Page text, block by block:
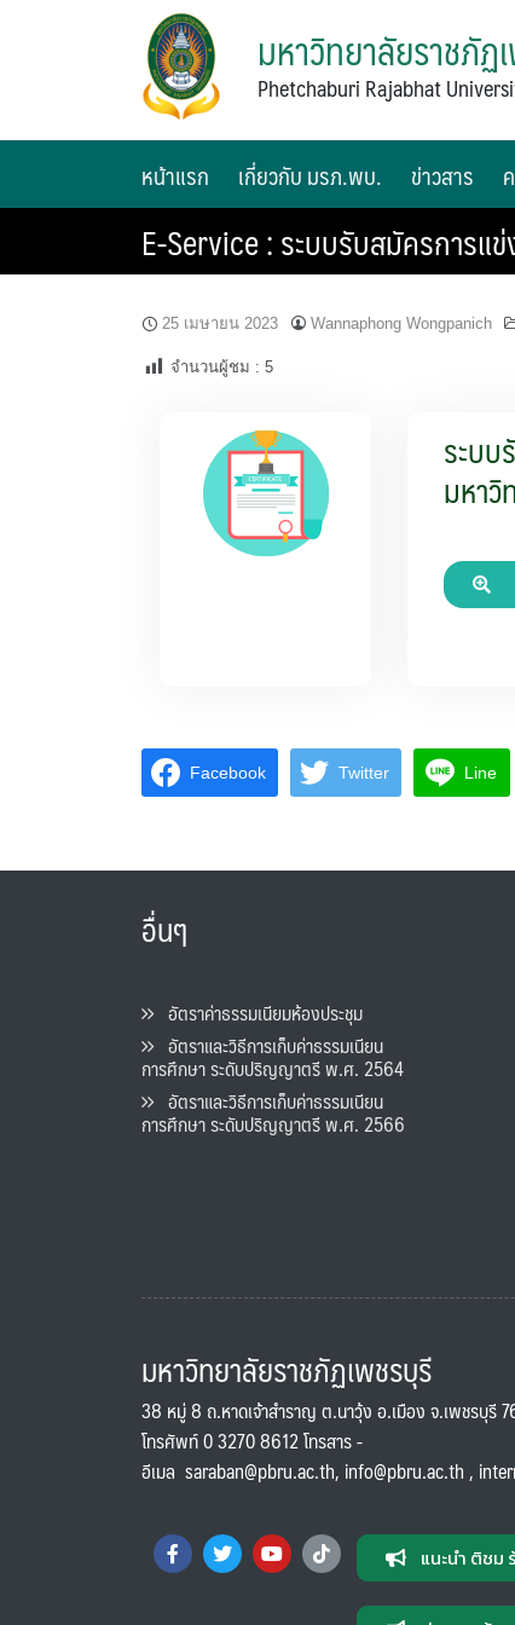
มหาวิทยาลัยราชภัฏ
Phetchaburi Rajabhat
หน้าแรก เกี่ยวกับ มรภ.พบ. ข่าวสาร
E-Service : ระบบรับสมัครการแ
25 เมษายน 2023 Wannaphong Wongpanich
จำนวนผู้ชม : 5
ระบ
มหาวิ
Facebook Twitter Line
อื่นๆ
อัตราค่าธรรมเนียมห้องประชุม
อัตราและวิธีการเก็บค่าธรรมเนียน
การศึกษา ระดับปริญญาตรี พ.ศ. 2564
อัตราและวิธีการเก็บค่าธรรมเนียน
การศึกษา ระดับปริญญาตรี พ.ศ. 2566
มหาวิทยาลัยราชภัฏเพชรบุรี
38 หมู่ 8 ถ.หาดเจ้าสำราญ ต.นาวุ้ง อ.เมือง จ.เพชรบุรี
โทรศัพท์ 0 3270 8612 โทรสาร -
อีเมล saraban@pbru.ac.th, info@pbru.ac.th,
แนะนำ ติชม